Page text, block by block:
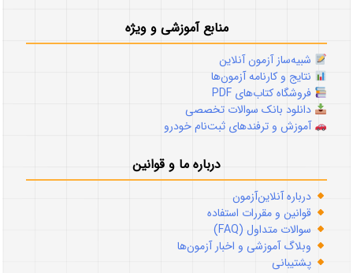
منابع آموزشی و ویژه
شبیه‌ساز آزمون آنلاین
نتایج و کارنامه آزمون‌ها
فروشگاه کتاب‌های PDF
دانلود بانک سوالات تخصصی
آموزش و ترفندهای ثبت‌نام خودرو
درباره ما و قوانین
درباره آنلاین‌آزمون
قوانین و مقررات استفاده
سوالات متداول (FAQ)
وبلاگ آموزشی و اخبار آزمون‌ها
پشتیبانی